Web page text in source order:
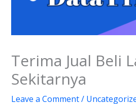
Terima Jual Beli
Sekitarnya
Leave a Comment/